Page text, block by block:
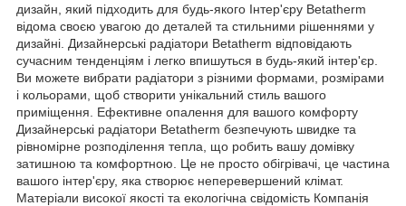
дизайн, який підходить для будь-якого Інтер'єру Betatherm
відома своєю увагою до деталей та стильними рішеннями у
дизайні. Дизайнерські радіатори Betatherm відповідають
сучасним тенденціям і легко впишуться в будь-який інтер'єр.
Ви можете вибрати радіатори з різними формами, розмірами
і кольорами, щоб створити унікальний стиль вашого
приміщення. Ефективне опалення для вашого комфорту
Дизайнерські радіатори Betatherm безпечують швидке та
рівномірне розподілення тепла, що робить вашу домівку
затишною та комфортною. Це не просто обігрівачі, це частина
вашого інтер'єру, яка створює неперевершений клімат.
Матеріали високої якості та екологічна свідомість Компанія